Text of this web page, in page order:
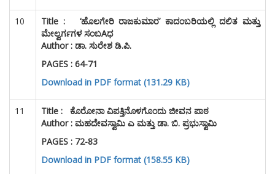
10 Title :‘ಹೊಲಗೇರಿ ರಾಜಕುಮಾರ’ ಕಾದಂಬರಿಯಲ್ಲಿ ದಲಿತ ಮತ್ತು
ಮೇಲ್ವರ್ಗಗಳ ಸಂಬAಧ
Author : ಡಾ. ಸುರೇಶ ಡಿ.ಪಿ.
11 Title :ಕೊರೋನಾ ವಿಪತ್ತಿನೊಳಗೊಂದು ಜೀವನ ಪಾಠ
Author : ಮಹದೇವಸ್ವಾಮಿ ಎ ಮತ್ತು ಡಾ. ಬಿ. ಪ್ರಭುಸ್ವಾಮಿ